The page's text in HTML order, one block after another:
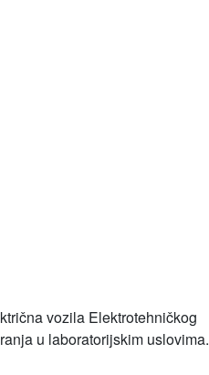
vozila Elektrotehničkog
u laboratorijskim uslovima.